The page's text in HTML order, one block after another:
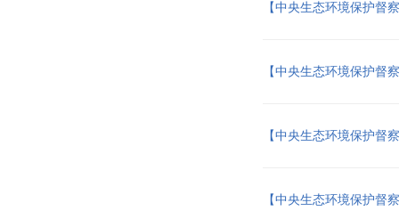
【中央生态环境保护督
【中央生态环境保护督
【中央生态环境保护督
【中央生态环境保护督